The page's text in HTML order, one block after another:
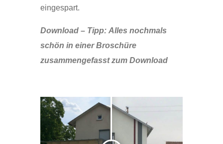
eingespart.
Download – Tipp: Alles nochmals
schön in einer Broschüre
zusammengefasst zum Download